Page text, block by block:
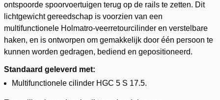
ontspoorde spoorvoertuigen terug op de rails te zetten. Dit
lichtgewicht gereedschap is voorzien van een
multifunctionele Holmatro-veerretourcilinder en verstelbare
haken, en is ontworpen om gemakkelijk door één persoon te
kunnen worden gedragen, bediend en gepositioneerd.
Standaard geleverd met:
Multifunctionele cilinder HGC 5 S 17.5.